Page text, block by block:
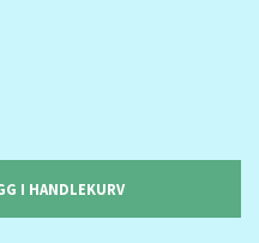
I HANDLEKURV